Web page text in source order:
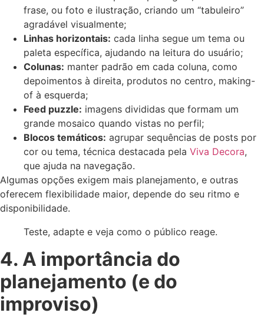
frase, ou foto e ilustração, criando um “tabuleiro”
agradável visualmente;
Linhas horizontais: cada linha segue um tema ou
paleta específica, ajudando na leitura do usuário;
Colunas: manter padrão em cada coluna, como
depoimentos à direita, produtos no centro, making-
of à esquerda;
Feed puzzle: imagens divididas que formam um
grande mosaico quando vistas no perfil;
Blocos temáticos: agrupar sequências de posts por
cor ou tema, técnica destacada pela Viva Decora,
que ajuda na navegação.
Algumas opções exigem mais planejamento, e outras
oferecem flexibilidade maior, depende do seu ritmo e
disponibilidade.
Teste, adapte e veja como o público reage.
4. A importância do
planejamento (e do
improviso)